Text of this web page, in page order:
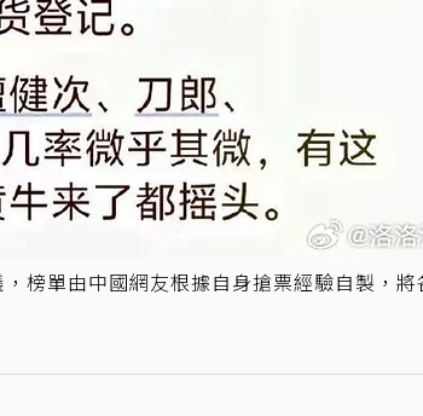
榜單由中國網友根據自身搶票經驗自製，